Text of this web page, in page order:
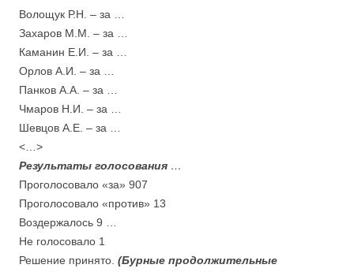
Волощук Р.Н. – за …
Захаров М.М. – за …
Каманин Е.И. – за …
Орлов А.И. – за …
Панков А.А. – за …
Чмаров Н.И. – за …
Шевцов А.Е. – за …
<…>
Результаты голосования …
Проголосовало «за» 907
Проголосовало «против» 13
Воздержалось 9 …
Не голосовало 1
Решение принято. (Бурные продолжительные